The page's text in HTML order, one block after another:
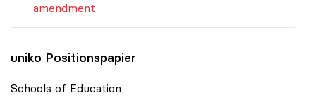
amendment
uniko Positionspapier
Schools of Education